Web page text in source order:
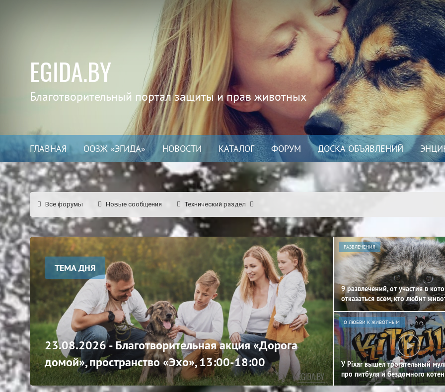
EGIDA.BY
Благотворительный портал защиты и прав животных
ГЛАВНАЯ ООЗЖ «ЭГИДА» НОВОСТИ КАТАЛОГ ФОРУМ ДОСКА ОБЪЯВЛЕНИЙ
Все форумы Новые сообщения Технический раздел
ТЕМА ДНЯ
23.08.2026 - Благотворительная акция «Дорога
домой», пространство «Эхо», 13:00-18:00
РАЗВЛЕЧЕНИЯ
9 развлечений, от участия в
отказаться всем, кто любит
О ЛЮБВИ К ЖИВОТНЫМ
У Pixar вышел трогательный
про питбуля и бездомного